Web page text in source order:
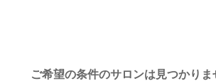
ご希望の条件のサロンは見つかりま